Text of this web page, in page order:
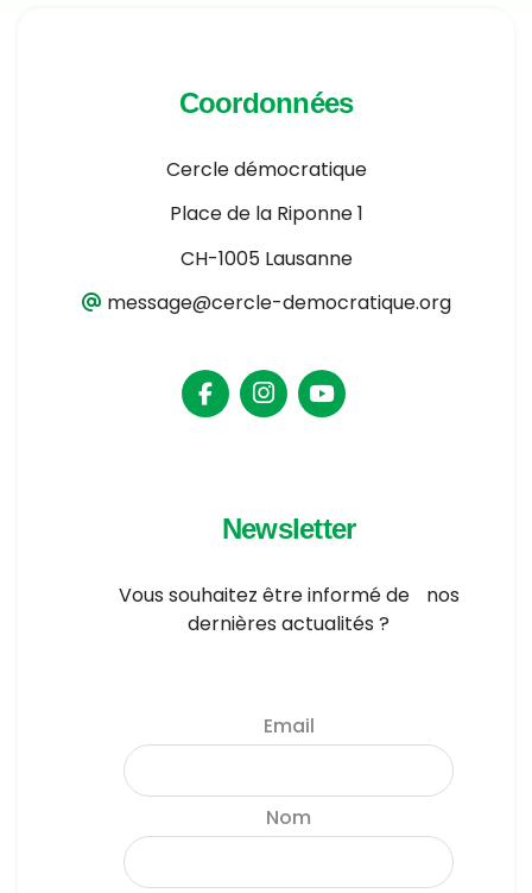
Coordonnées
Cercle démocratique
Place de la Riponne 1
CH-1005 Lausanne
message@cercle-democratique.org
Newsletter
Vous souhaitez être informé de nos
dernières actualités ?
Email
Nom